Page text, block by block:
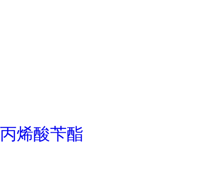
丙烯酸苄酯